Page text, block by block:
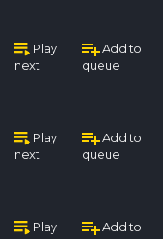
Play
next
Add to
queue
Play
next
Add to
queue
Play
Add to